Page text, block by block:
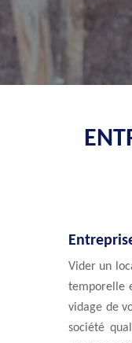
Vider un
temporelle
vidage de
société